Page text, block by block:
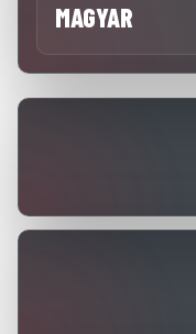
MAGYAR